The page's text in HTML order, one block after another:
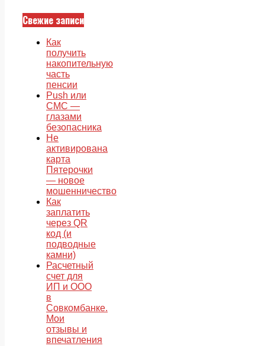
Свежие записи
Как
получить
накопительную
часть
пенсии
Push или
СМС —
глазами
безопасника
Не
активирована
карта
Пятерочки
— новое
мошенничество
Как
заплатить
через QR
код (и
подводные
камни)
Расчетный
счет для
ИП и ООО
в
Совкомбанке.
Мои
отзывы и
впечатления